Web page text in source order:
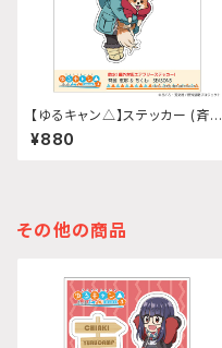
【ゆるキャン△】ステッカー (斉藤
恵那『SEASON3』)
¥880
その他の商品